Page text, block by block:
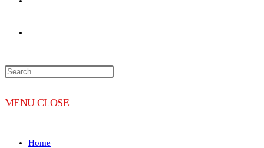
MENU CLOSE
Home